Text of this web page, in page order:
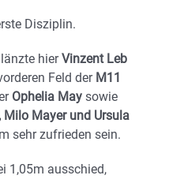
Disziplin.
hierVinzent Leb
Feld der M11
Ophelia May sowie
Milo Mayer und Ursula
sehr zufrieden sein.
1,05m ausschied,